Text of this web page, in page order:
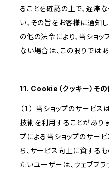
ることを確認の上で、遅滞
い、その旨をお客様に通知
の他の法令により、当ショ
ない場合は、この限りではあ
11. Cookie（クッキー）そ
（１） 当ショップのサービ
技術を利用することがあり
プによる当ショップのサー
ち、サービス向上に資する
たいユーザーは、ウェブブ